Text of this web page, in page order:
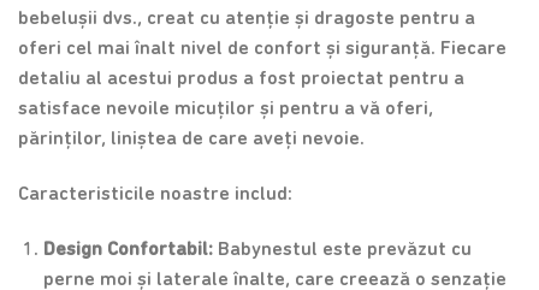
bebelușii dvs., creat cu atenție și dragoste pentru a
oferi cel mai înalt nivel de confort și siguranță. Fiecare
detaliu al acestui produs a fost proiectat pentru a
satisface nevoile micuților și pentru a vă oferi,
părinților, liniștea de care aveți nevoie.
Caracteristicile noastre includ:
Design Confortabil:Babynestul este prevăzut cu
perne moi și laterale înalte, care creează o senzație